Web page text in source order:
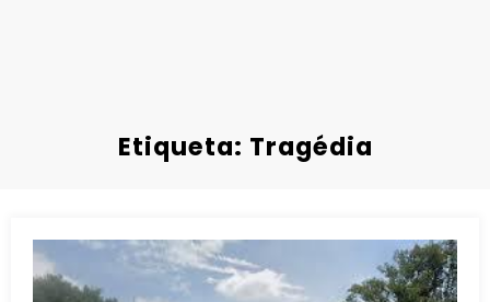
Etiqueta: Tragédia